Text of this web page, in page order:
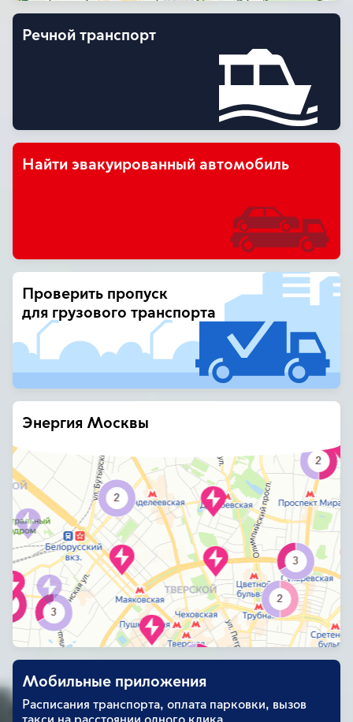
Речной транспорт
Найти эвакуированный автомобиль
Проверить пропуск
для грузового транспорта
Энергия Москвы
Мобильные приложения
Расписания транспорта, оплата парковки, вызов